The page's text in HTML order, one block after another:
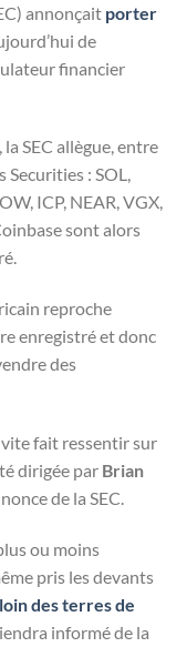
annonçait porter
de
financier
SEC allègue, entre
Securities : SOL,
ICP, NEAR, VGX,
sont alors
reproche
enregistré et donc
des
vite fait ressentir sur
dirigée par Brian
de la SEC.
ou moins
pris les devants
des terres de
informé de la